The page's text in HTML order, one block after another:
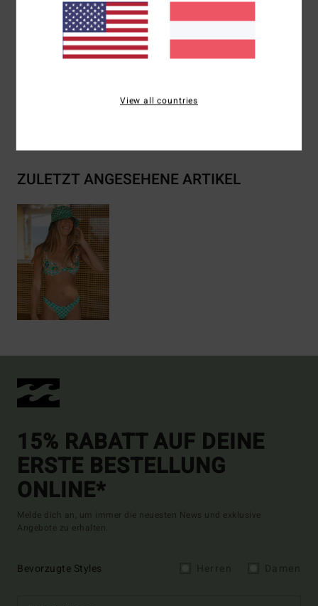
Branding:Logostickerei
Zusammensetzung[Hauptmaterial] 78 % recyceltes
ZULETZT ANGESEHENE ARTIKEL
15% RABATT AUF DEINE
ERSTE BESTELLUNG
ONLINE*
Melde dich an, um immer die neuesten News und exklusive
Angebote zu erhalten.
Bevorzugte Styles
View all countries